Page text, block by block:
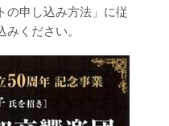
の申し込み方法」に従
ください。